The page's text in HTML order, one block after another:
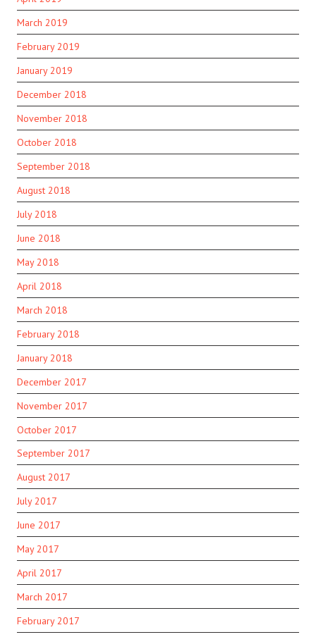
March 2019
February 2019
January 2019
December 2018
November 2018
October 2018
September 2018
August 2018
July 2018
June 2018
May 2018
April 2018
March 2018
February 2018
January 2018
December 2017
November 2017
October 2017
September 2017
August 2017
July 2017
June 2017
May 2017
April 2017
March 2017
February 2017